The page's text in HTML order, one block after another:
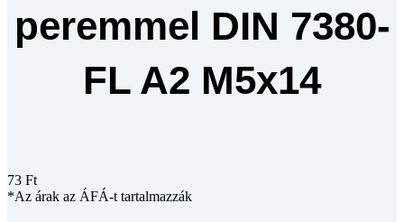
peremmel DIN 7380-
FL A2 M5x14
73 Ft
*Az árak az ÁFÁ-t tartalmazzák